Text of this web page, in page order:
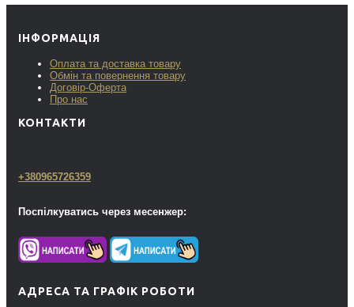
ІНФОРМАЦІЯ
Оплата та доставка товару
Обмін та повернення товару
Договір-Оферта
Про нас
КОНТАКТИ
+380965726359
Поспілкуватись через месенжер:
АДРЕСА ТА ГРАФІК РОБОТИ